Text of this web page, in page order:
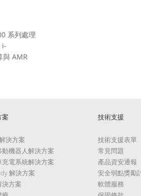
系列處理
i-
與 AMR
案
決方案
動機器人解決方案
充電系統解決方案
解決方案
方案
技術支援
技術支援表單
常見問題
產品資安通報
安全弱點獎勵
軟體服務